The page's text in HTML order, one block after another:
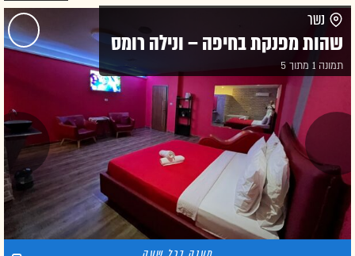
נשר
שהות מפנקת בחיפה – ונילה רומס
תמונה 1 מתוך 5